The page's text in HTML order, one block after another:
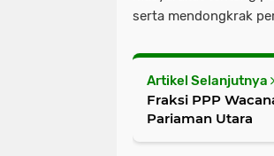
serta mendongkrak
Artikel Selanjutnya
Fraksi PPP
Pariaman Utara